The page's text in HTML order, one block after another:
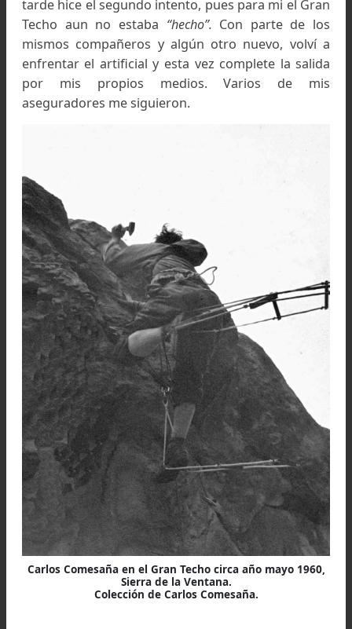
Gran Techo y en las Lajas Invertidas. Luego
algunas vías nuevas en Los Departamentos
de la Gruta, en el diedro de la pared del Gran
y en las paredes Rosas.
Después de lograr una primera en un techo
en la zona de la Gruta me decidí a enfrentar lo
era el mayor problema de la zona en aquella
el Gran Techo, y donde hasta las mayores
del momento – entre ellos incluso Jose
Fonrouge, no habían podido pasar.
Fue en dos fines de semanas largos en el otoño
1960 (si la memoria no me falla) que me metí
primero en el aquel artificial súper aéreo.
aseguraron alternativamente (pues era
cansador pasar horas asegurando),
encastrados en la fisura horizontal ancha al pie
Techo, escaladores del CABA como Quintas,
Apraiz, Capra y alguien más que no me
bien.
Fueron varias horas sobre estribos hasta
llegue al último punto alcanzado por
intentos a unos dos metros del borde del Techo.
pude enfilar un as de corazón“para pasar”
coloque un poco mas adelante un clavo“para